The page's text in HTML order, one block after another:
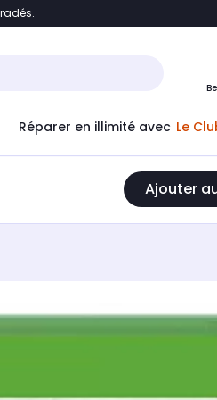
Accéder directement au
Réparer en illimité avec Le
Ajouter